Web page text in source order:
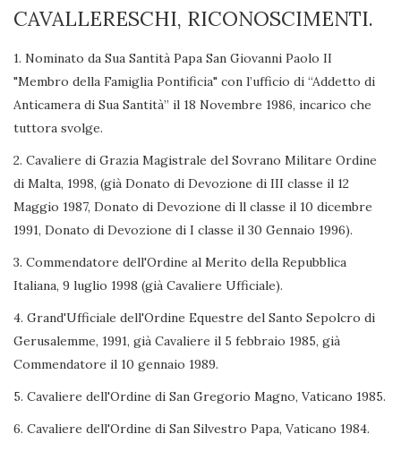
CAVALLERESCHI, RICONOSCIMENTI.
1. Nominato da Sua Santità Papa San Giovanni Paolo II
"Membro della Famiglia Pontificia" con l’ufficio di “Addetto di
Anticamera di Sua Santità” il 18 Novembre 1986, incarico che
tuttora svolge.
2. Cavaliere di Grazia Magistrale del Sovrano Militare Ordine
di Malta, 1998, (già Donato di Devozione di III classe il 12
Maggio 1987, Donato di Devozione di ll classe il 10 dicembre
1991, Donato di Devozione di I classe il 30 Gennaio 1996).
3. Commendatore dell'Ordine al Merito della Repubblica
Italiana, 9 luglio 1998 (già Cavaliere Ufficiale).
4. Grand'Ufficiale dell'Ordine Equestre del Santo Sepolcro di
Gerusalemme, 1991, già Cavaliere il 5 febbraio 1985, già
Commendatore il 10 gennaio 1989.
5. Cavaliere dell'Ordine di San Gregorio Magno, Vaticano 1985.
6. Cavaliere dell'Ordine di San Silvestro Papa, Vaticano 1984.